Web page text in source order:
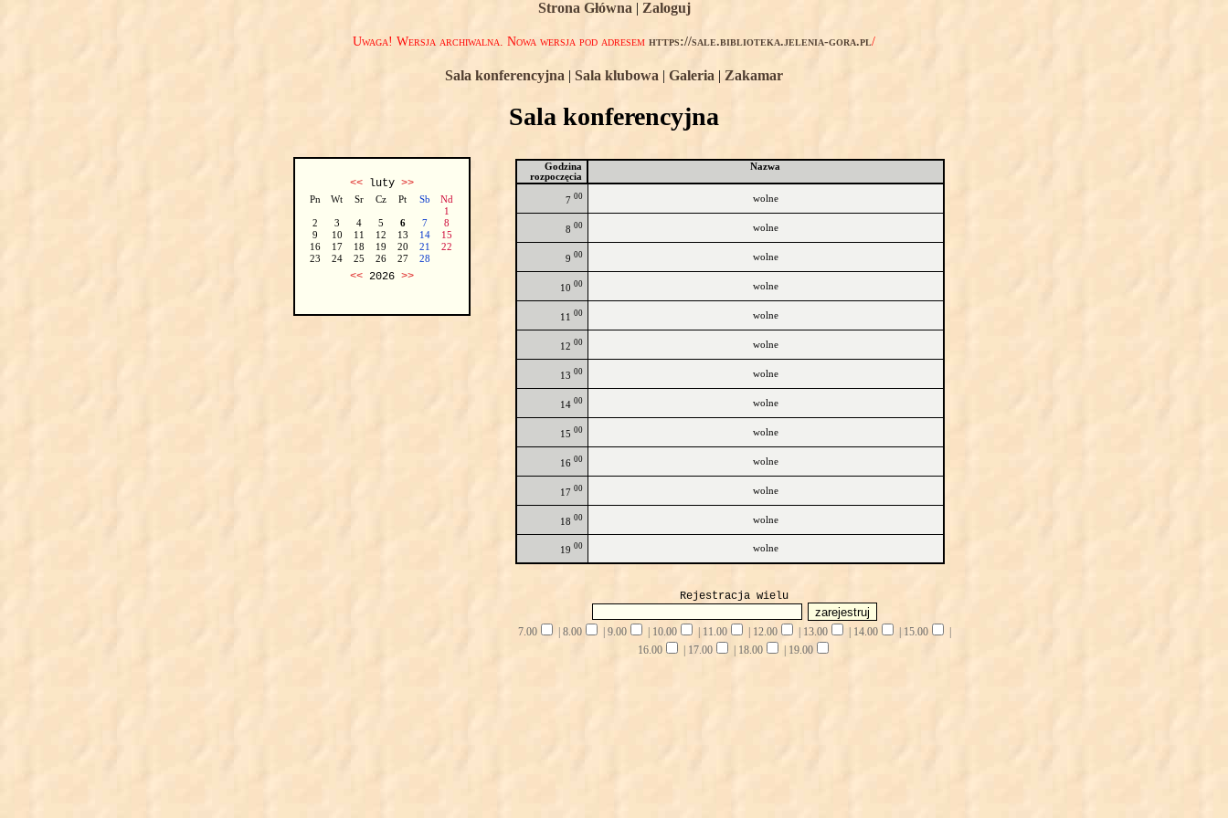
Strona Główna | Zaloguj
Uwaga! Wersja archiwalna. Nowa wersja pod adresem https://sale.biblioteka.jelenia-gora.pl/
Sala konferencyjna | Sala klubowa | Galeria | Zakamar
Sala konferencyjna
<<luty >>
Pn Wt Sr Cz Pt Sb
Nd
1
2
3 4 5 6 7
8
9
10 11 12 13 14
15
16
17 18 19 20 21
22
23
24 25 26 27 28
<<2026 >>
Godzina
rozpoczęcia
Nazwa
7 00 wolne
8 00 wolne
9 00 wolne
10 00 wolne
11 00 wolne
12 00 wolne
13 00 wolne
14 00 wolne
15 00 wolne
16 00 wolne
17 00 wolne
18 00 wolne
19 00 wolne
Rejestracja wielu
7.00 8.00 9.00 10.00 11.00 12.00 13.00 14.00 15.00
16.00
17.00 18.00 19.00